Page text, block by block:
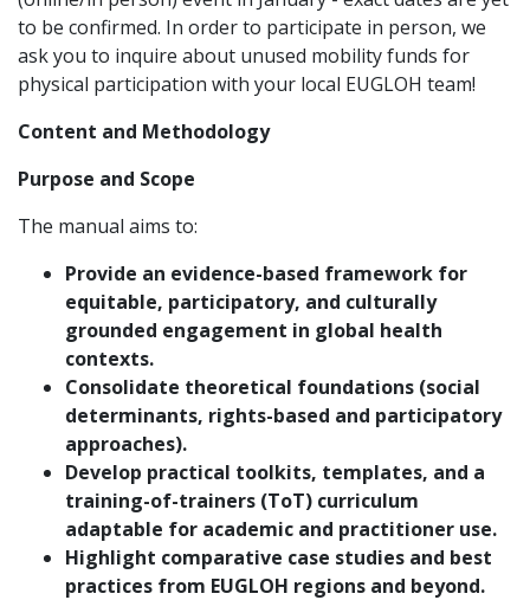
to be confirmed. In order to participate in person, we
ask you to inquire about unused mobility funds for
physical participation with your local EUGLOH team!
Content and Methodology
Purpose and Scope
The manual aims to:
Provide an evidence-based framework for
equitable, participatory, and culturally
grounded engagement in global health
contexts.
Consolidate theoretical foundations (social
determinants, rights-based and participatory
approaches).
Develop practical toolkits, templates, and a
training-of-trainers (ToT) curriculum
adaptable for academic and practitioner use.
Highlight comparative case studies and best
practices from EUGLOH regions and beyond.